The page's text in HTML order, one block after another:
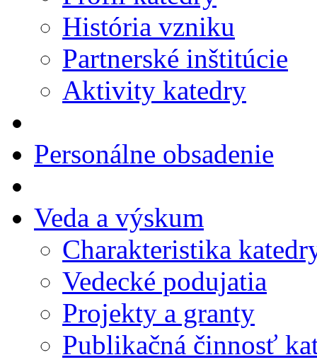
História vzniku
Partnerské inštitúcie
Aktivity katedry
Personálne obsadenie
Veda a výskum
Charakteristika
Vedecké podujatia
Projekty a granty
Publikačná činnosť